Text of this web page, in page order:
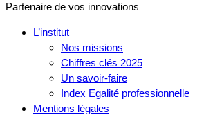
Partenaire de vos innovations
L’institut
Nos missions
Chiffres clés 2025
Un savoir-faire
Index Egalité professionnelle
Mentions légales